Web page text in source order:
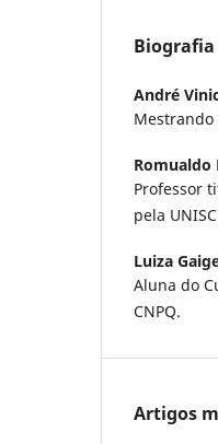
André
Mestrando
Romualdo
Professor
pela
Luiza
Aluna do
CNPQ.
Artigos